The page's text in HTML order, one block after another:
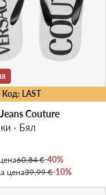
LAST
Couture
· Бял
цена
60,84 €-40%
цена39,99 €-10%